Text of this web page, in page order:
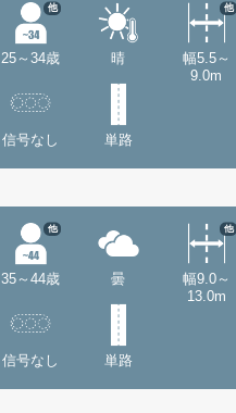
25～34歳
他
晴
幅5.5～
9.0m
他
信号なし 単路
35～44歳
他
曇
幅9.0～
13.0m
他
信号なし 単路